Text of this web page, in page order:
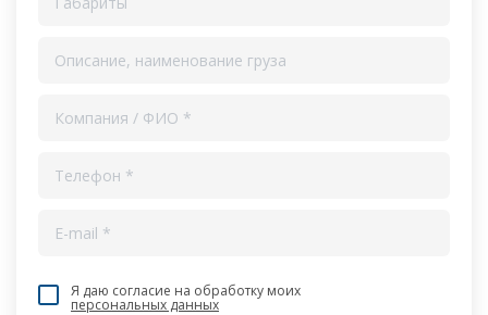
Я даю согласие на обработку моих
персональных данных